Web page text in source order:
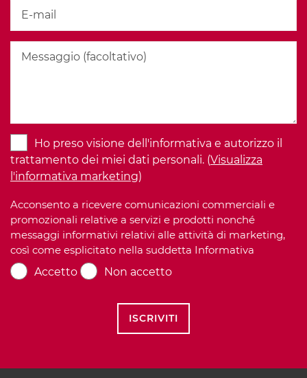
Ho preso visione dell'informativa e autorizzo il
trattamento dei miei dati personali. (Visualizza
l'informativa marketing)
Acconsento a ricevere comunicazioni commerciali e
promozionali relative a servizi e prodotti nonché
messaggi informativi relativi alle attività di marketing,
così come esplicitato nella suddetta Informativa
Accetto
Non accetto
ISCRIVITI